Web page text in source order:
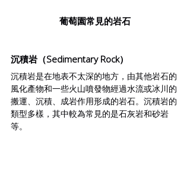
葡萄園常見的岩石
沉積岩（Sedimentary Rock）
沉積岩是在地表不太深的地方，由其他岩石的
風化產物和一些火山噴發物經過水流或冰川的
搬運、沉積、成岩作用形成的岩石。沉積岩的
類型多樣，其中較為常見的是石灰岩和砂岩
等。